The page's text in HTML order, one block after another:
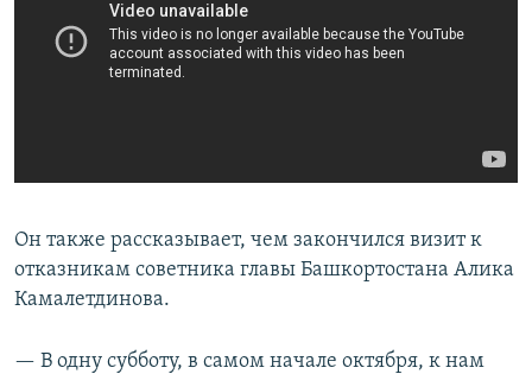
Он также рассказывает, чем закончился визит к
отказникам советника главы Башкортостана Алика
Камалетдинова.
— В одну субботу, в самом начале октября, к нам